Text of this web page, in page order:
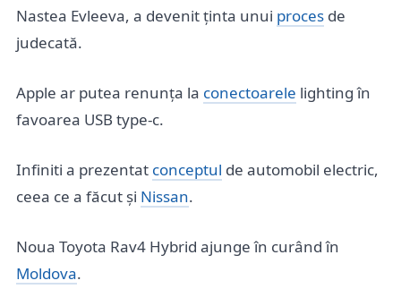
Nastea Evleeva, a devenit ținta unui proces de
judecată.
Apple ar putea renunța la conectoarele lighting în
favoarea USB type-c.
Infiniti a prezentat conceptul de automobil electric,
ceea ce a făcut și Nissan.
Noua Toyota Rav4 Hybrid ajunge în curând în
Moldova.